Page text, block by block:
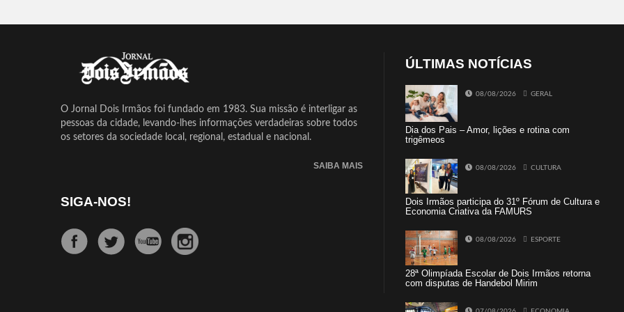
O Jornal Dois Irmãos foi fundado em 1983. Sua missão é interligar as
pessoas da cidade, levando-lhes informações verdadeiras sobre todos
os setores da sociedade local, regional, estadual e nacional.
SAIBA MAIS
SIGA-NOS!
ÚLTIMAS NOTÍCIAS
08/08/2026 GERAL
Dia dos Pais – Amor, lições e rotina com
trigêmeos
08/08/2026 CULTURA
Dois Irmãos participa do 31º Fórum de Cultura e
Economia Criativa da FAMURS
08/08/2026 ESPORTE
28ª Olimpíada Escolar de Dois Irmãos retorna
com disputas de Handebol Mirim